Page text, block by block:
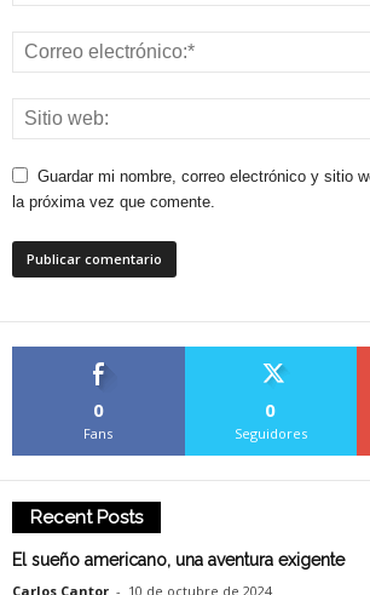
Guardar mi nombre, correo electrónico y sitio
la próxima vez que comente.
0
Fans
0
Seguidores
Recent Posts
El sueño americano, una aventura exigente
Carlos Cantor - 10 de octubre de 2024